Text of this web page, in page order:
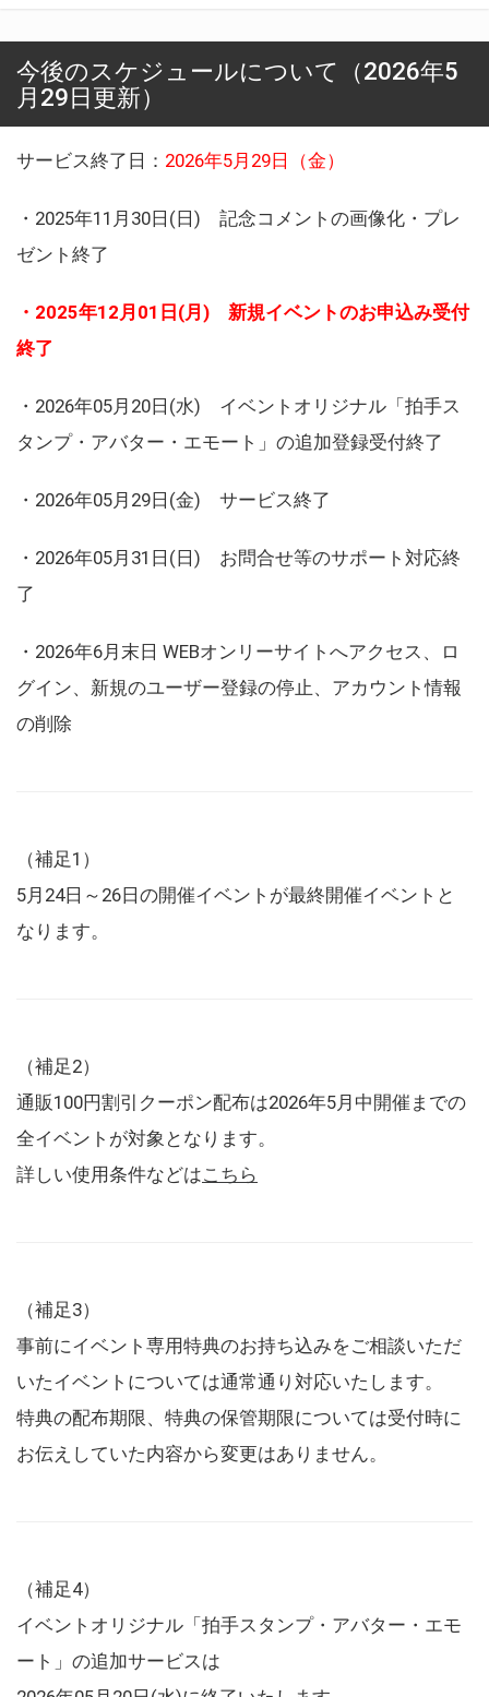
今後のスケジュールについて（2026年5
月29日更新）
サービス終了日： 2026年5月29日（金）
・2025年11月30日(日) 記念コメントの画像化・プレ
ゼント終了
・2025年12月01日(月) 新規イベントのお申込み受付
終了
・2026年05月20日(水) イベントオリジナル「拍手ス
タンプ・アバター・エモート」の追加登録受付終了
・2026年05月29日(金) サービス終了
・2026年05月31日(日) お問合せ等のサポート対応終
了
・2026年6月末日 WEBオンリーサイトへアクセス、ロ
グイン、新規のユーザー登録の停止、アカウント情報
の削除
（補足1）
5月24日～26日の開催イベントが最終開催イベントと
なります。
（補足2）
通販100円割引クーポン配布は2026年5月中開催までの
全イベントが対象となります。
詳しい使用条件などはこちら
（補足3）
事前にイベント専用特典のお持ち込みをご相談いただ
いたイベントについては通常通り対応いたします。
特典の配布期限、特典の保管期限については受付時に
お伝えしていた内容から変更はありません。
（補足4）
イベントオリジナル「拍手スタンプ・アバター・エモ
ート」の追加サービスは